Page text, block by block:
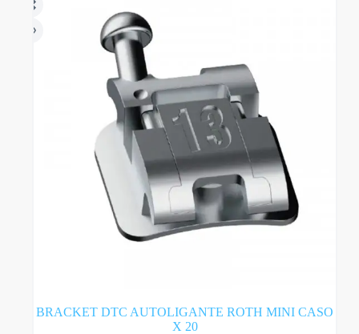
BRACKET DTC AUTOLIGANTE ROTH MINI CASO
X 20